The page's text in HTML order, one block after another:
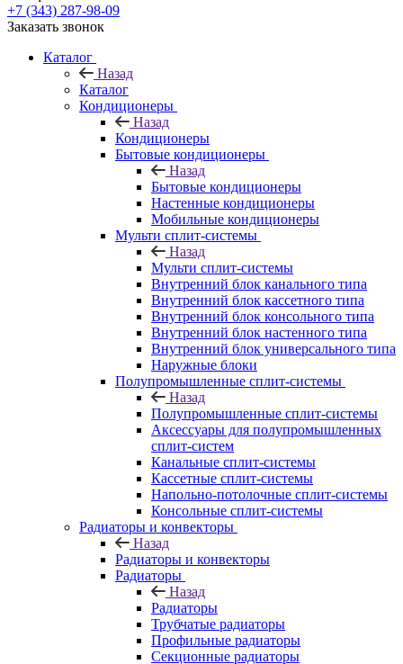
+7 (343) 287-98-09
Заказать звонок
Каталог
Назад
Каталог
Кондиционеры
Назад
Кондиционеры
Бытовые кондиционеры
Назад
Бытовые кондиционеры
Настенные кондиционеры
Мобильные кондиционеры
Мульти сплит-системы
Назад
Мульти сплит-системы
Внутренний блок канального типа
Внутренний блок кассетного типа
Внутренний блок консольного типа
Внутренний блок настенного типа
Внутренний блок универсального типа
Наружные блоки
Полупромышленные сплит-системы
Назад
Полупромышленные сплит-системы
Аксессуары для полупромышленных
сплит-систем
Канальные сплит-системы
Кассетные сплит-системы
Напольно-потолочные сплит-системы
Консольные сплит-системы
Радиаторы и конвекторы
Назад
Радиаторы и конвекторы
Радиаторы
Назад
Радиаторы
Трубчатые радиаторы
Профильные радиаторы
Секционные радиаторы